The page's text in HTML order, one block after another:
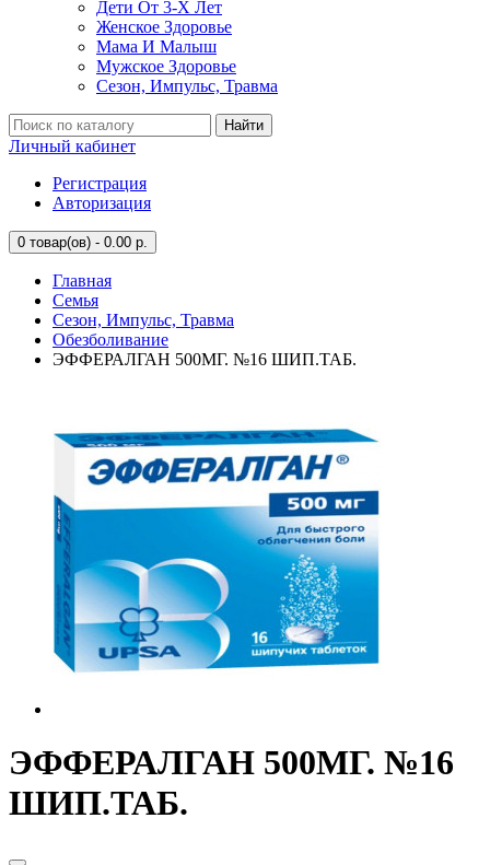
Дети От 3-Х Лет
Женское Здоровье
Мама И Малыш
Мужское Здоровье
Сезон, Импульс, Травма
Найти
Личный кабинет
Регистрация
Авторизация
0 товар(ов) - 0.00 р.
Главная
Семья
Сезон, Импульс, Травма
Обезболивание
ЭФФЕРАЛГАН 500МГ. №16 ШИП.ТАБ.
ЭФФЕРАЛГАН 500МГ. №16
ШИП.ТАБ.